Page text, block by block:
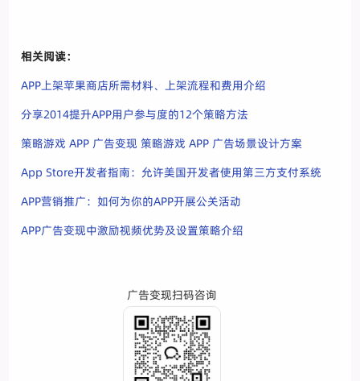
相关阅读：
APP上架苹果商店所需材料、上架流程和费用介绍
分享2014提升APP用户参与度的12个策略方法
策略游戏 APP 广告变现 策略游戏 APP 广告场景设计方案
App Store开发者指南：允许美国开发者使用第三方支付系统
APP营销推广：如何为你的APP开展公关活动
APP广告变现中激励视频优势及设置策略介绍
广告变现扫码咨询